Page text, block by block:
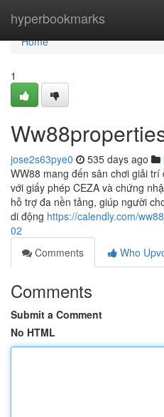
hyperbookmarks
Home
Home
1
jose2s63pye0 535 days ago
WW88 mang đến sân chơi giải
với giấy phép CEZA và chứng
hỗ trợ đa nền tảng, giúp người
di động https://calendly.com/
02
Comments
Who
Comments
Submit a Comment
No HTML